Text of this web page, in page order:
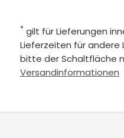
* gilt für Lieferungen
Lieferzeiten für andere
bitte der Schaltfläche
Versandinformationen